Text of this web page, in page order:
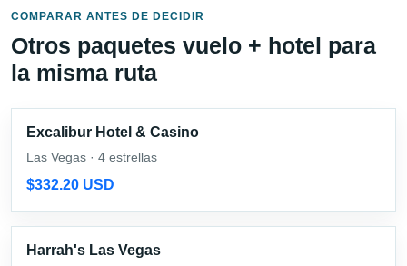
COMPARAR ANTES DE DECIDIR
Otros paquetes vuelo + hotel para
la misma ruta
Excalibur Hotel & Casino
Las Vegas · 4 estrellas
$332.20 USD
Harrah's Las Vegas